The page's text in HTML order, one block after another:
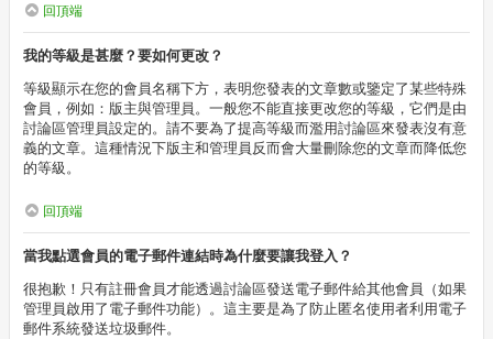
回頂端
我的等級是甚麼？要如何更改？
等級顯示在您的會員名稱下方，表明您發表的文章數或鑒定了某些特殊
會員，例如：版主與管理員。一般您不能直接更改您的等級，它們是由
討論區管理員設定的。請不要為了提高等級而濫用討論區來發表沒有意
義的文章。這種情況下版主和管理員反而會大量刪除您的文章而降低您
的等級。
回頂端
當我點選會員的電子郵件連結時為什麼要讓我登入？
很抱歉！只有註冊會員才能透過討論區發送電子郵件給其他會員（如果
管理員啟用了電子郵件功能）。這主要是為了防止匿名使用者利用電子
郵件系統發送垃圾郵件。